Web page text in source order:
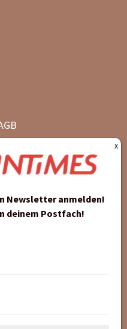
Newsletter anmelden!
deinem Postfach!